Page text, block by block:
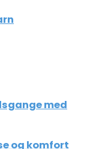
med
og komfort